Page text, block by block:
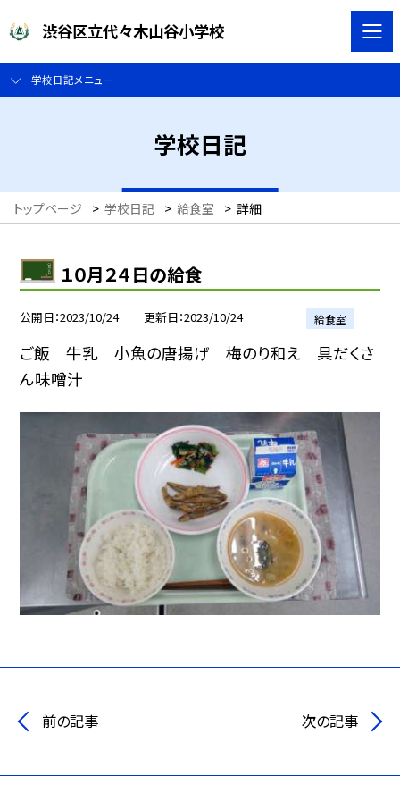
渋谷区立代々木山谷小学校
学校日記メニュー
学校日記
トップページ > 学校日記 > 給食室 > 詳細
１０月２４日の給食
公開日 2023/10/24 更新日 2023/10/24 給食室
ご飯 牛乳 小魚の唐揚げ 梅のり和え 具だくさ
ん味噌汁
前の記事 次の記事